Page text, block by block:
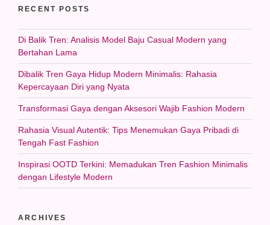
RECENT POSTS
Di Balik Tren: Analisis Model Baju Casual Modern yang
Bertahan Lama
Dibalik Tren Gaya Hidup Modern Minimalis: Rahasia
Kepercayaan Diri yang Nyata
Transformasi Gaya dengan Aksesori Wajib Fashion Modern
Rahasia Visual Autentik: Tips Menemukan Gaya Pribadi di
Tengah Fast Fashion
Inspirasi OOTD Terkini: Memadukan Tren Fashion Minimalis
dengan Lifestyle Modern
ARCHIVES